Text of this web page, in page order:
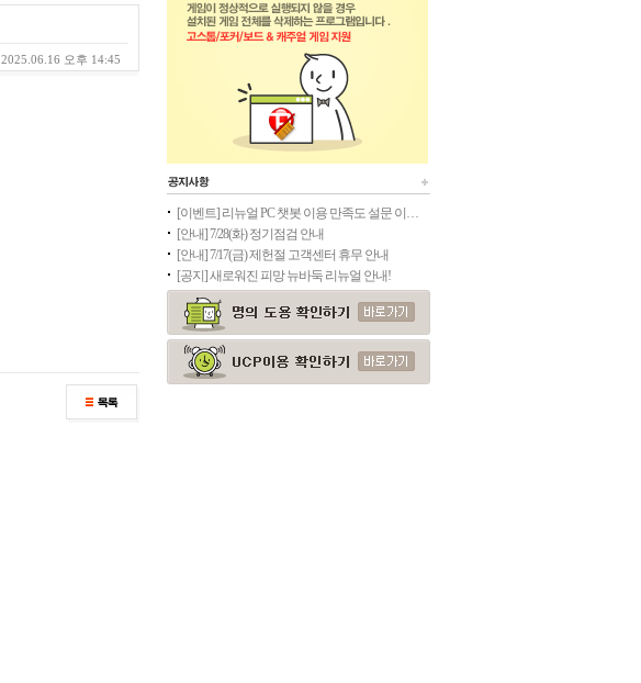
2025.06.16 오후 14:45
[이벤트] 리뉴얼 PC 챗봇 이용 만족도 설문 이벤트
[안내] 7/28(화) 정기점검 안내
[안내] 7/17(금) 제헌절 고객센터 휴무 안내
[공지] 새로워진 피망 뉴바둑 리뉴얼 안내!